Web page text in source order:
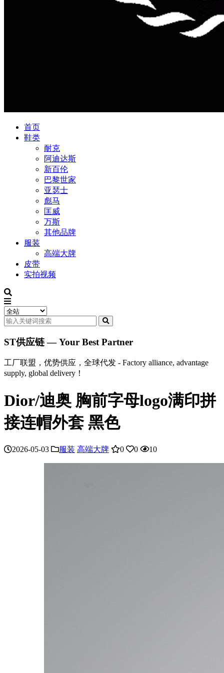
首页
鞋类
耐克
阿迪达斯
新百伦
巴黎世家
亚瑟士
彪马
匡威
万斯
其他品牌
服装
高端大牌
皮带
实拍视频
ST供应链 — Your Best Partner
工厂联盟，优势供应，全球代发 - Factory alliance, advantage
supply, global delivery！
Dior/迪奥 胸前字母logo满印拼
接连帽外套 黑色
2026-05-03 服装 高端大牌 0 0 10